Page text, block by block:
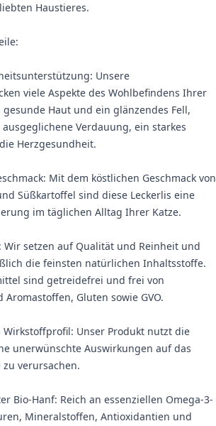
Haustieres.
Unsere
viele Aspekte des Wohlbefindens Ihrer
Haut und ein glänzendes Fell,
Verdauung, ein starkes
Herzgesundheit.
Mit dem köstlichen Geschmack von
Süßkartoffel sind diese Leckerlis eine
im täglichen Alltag Ihrer Katze.
Wir setzen auf Qualität und Reinheit und
die feinsten natürlichen Inhaltsstoffe.
sind getreidefrei und frei von
Gluten sowie GVO.
Unser Produkt nutzt die
unerwünschte Auswirkungen auf das
verursachen.
Bio-Hanf: Reich an essenziellen Omega-3-
Mineralstoffen, Antioxidantien und